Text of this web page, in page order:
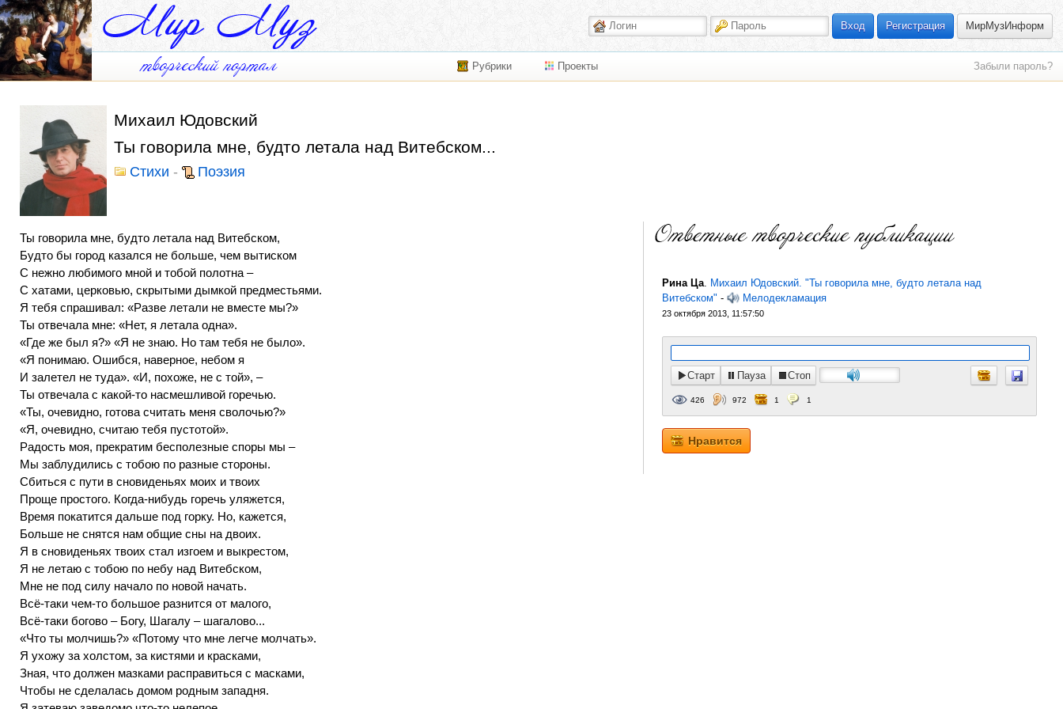
Вход Регистрация МирМузИнформ
Рубрики Проекты Забыли пароль?
Михаил Юдовский
Ты говорила мне, будто летала над Витебском...
Стихи - Поэзия
Рина Ца. Михаил Юдовский. "Ты говорила мне, будто летала над
Витебском" - Мелодекламация
23 октября 2013, 11:57:50
Старт Пауза Стоп
426 972 1 1
Нравится
Ты говорила мне, будто летала над Витебском,
Будто бы город казался не больше, чем вытиском
С нежно любимого мной и тобой полотна –
С хатами, церковью, скрытыми дымкой предместьями.
Я тебя спрашивал: «Разве летали не вместе мы?»
Ты отвечала мне: «Нет, я летала одна».
«Где же был я?» «Я не знаю. Но там тебя не было».
«Я понимаю. Ошибся, наверное, небом я
И залетел не туда». «И, похоже, не с той», –
Ты отвечала с какой-то насмешливой горечью.
«Ты, очевидно, готова считать меня сволочью?»
«Я, очевидно, считаю тебя пустотой».
Радость моя, прекратим бесполезные споры мы –
Мы заблудились с тобою по разные стороны.
Сбиться с пути в сновиденьях моих и твоих
Проще простого. Когда-нибудь горечь уляжется,
Время покатится дальше под горку. Но, кажется,
Больше не снятся нам общие сны на двоих.
Я в сновиденьях твоих стал изгоем и выкрестом,
Я не летаю с тобою по небу над Витебском,
Мне не под силу начало по новой начать.
Всё-таки чем-то большое разнится от малого,
Всё-таки богово – Богу, Шагалу – шагалово...
«Что ты молчишь?» «Потому что мне легче молчать».
Я ухожу за холстом, за кистями и красками,
Зная, что должен мазками расправиться с масками,
Чтобы не сделалась домом родным западня.